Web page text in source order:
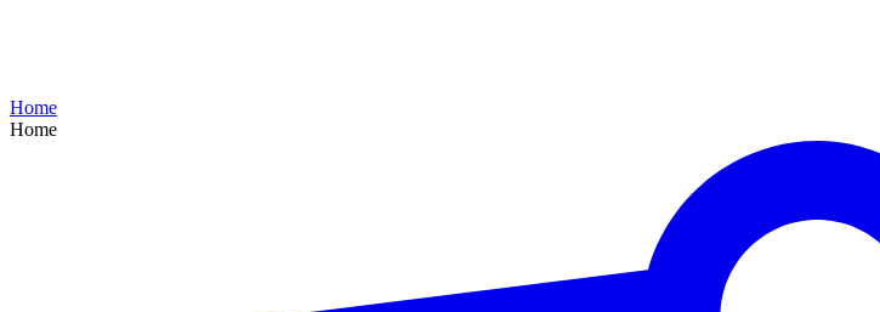
Home
Home